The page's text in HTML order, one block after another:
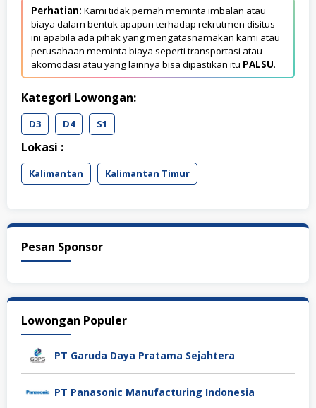
Perhatian: Kami tidak pernah meminta imbalan atau
biaya dalam bentuk apapun terhadap rekrutmen disitus
ini apabila ada pihak yang mengatasnamakan kami atau
perusahaan meminta biaya seperti transportasi atau
akomodasi atau yang lainnya bisa dipastikan itu PALSU.
Kategori Lowongan:
D3 D4 S1
Lokasi :
Kalimantan Kalimantan Timur
Pesan Sponsor
Lowongan Populer
PT Garuda Daya Pratama Sejahtera
PT Panasonic Manufacturing Indonesia